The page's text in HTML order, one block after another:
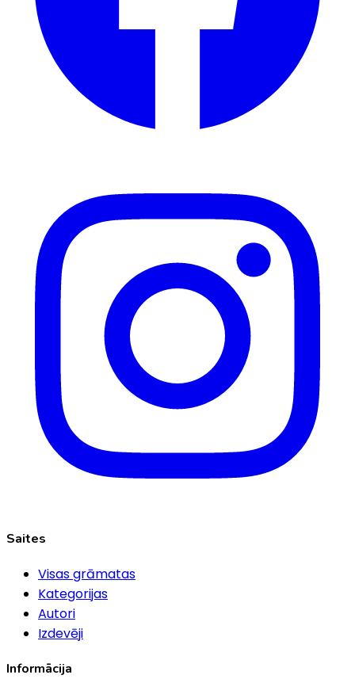
Saites
Visas grāmatas
Kategorijas
Autori
Izdevēji
Informācija